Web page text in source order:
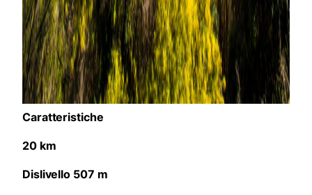
Caratteristiche
20 km
Dislivello 507 m